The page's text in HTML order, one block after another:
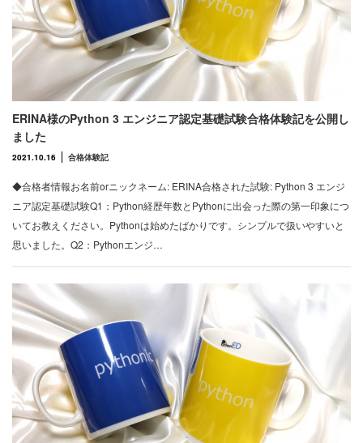
ERINA様のPython 3 エンジニア認定基礎試験合格体験記を公開し
ました
2021.10.16 合格体験記
◆合格者情報お名前orニックネーム: ERINA合格された試験: Python 3 エンジ
ニア認定基礎試験Q1：Python経歴年数とPythonに出会った際の第一印象につ
いてお教えください。Pythonは始めたばかりです。シンプルで扱いやすいと
思いました。Q2：Pythonエンジ…